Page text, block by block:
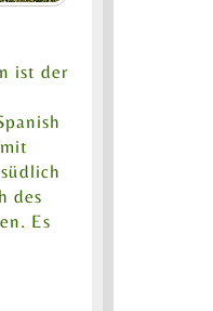
ist der
des
Es